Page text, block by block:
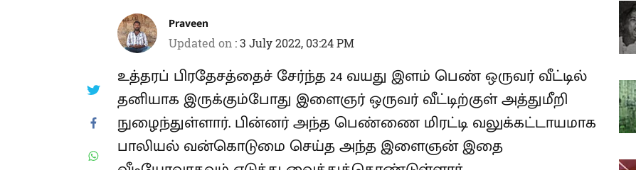
Praveen
Updated on :3 July 2022, 03:24 PM
உத்தரப் பிரதேசத்தைச் சேர்ந்த 24 வயது இளம் பெண் ஒருவர் வீட்டில்
தனியாக இருக்கும்போது இளைஞர் ஒருவர் வீட்டிற்குள் அத்துமீறி
நுழைந்துள்ளார். பின்னர் அந்த பெண்ணை மிரட்டி வலுக்கட்டாயமாக
பாலியல் வன்கொடுமை செய்த அந்த இளைஞன் இதை